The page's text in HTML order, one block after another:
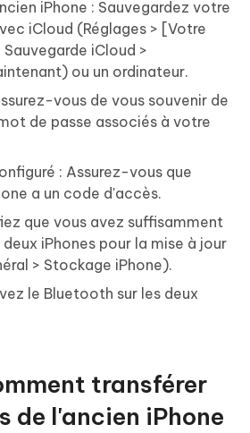
iPhone : Sauvegardez votre
iCloud (Réglages > [Votre
iCloud >
ou un ordinateur.
vous de vous souvenir de
de passe associés à votre
: Assurez-vous que
a un code d'accès.
que vous avez suffisamment
iPhones pour la mise à jour
> Stockage iPhone).
le Bluetooth sur les deux
transférer
de l'ancien iPhone